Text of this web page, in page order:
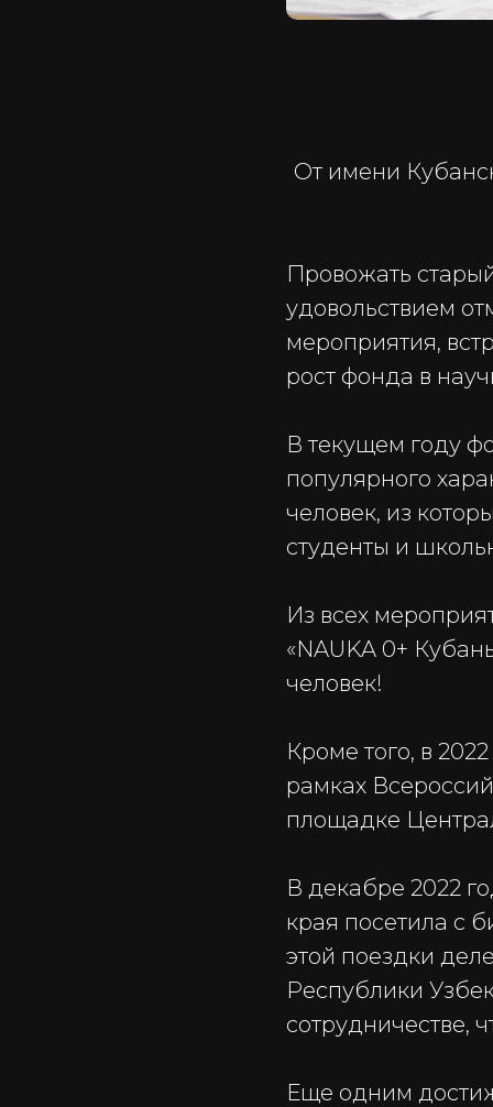
От имени
Провожать
удовольствием
мероприятия,
рост фонда в
В текущем году
популярного
человек, из
студенты и
Из всех
«NAUKA 0+
человек!
Кроме того, в
рамках
площадке
В декабре 2022
края посетила с
этой поездки
Республики
сотрудничестве,
Еще одним